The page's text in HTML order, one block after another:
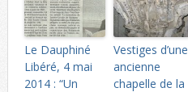
Le Dauphiné
Libéré, 4 mai
2014 : “Un
Vestiges d’une
ancienne
chapelle de la